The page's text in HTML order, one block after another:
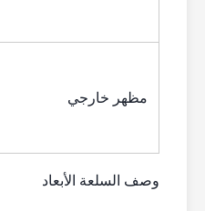
مظهر خارجي
وصف السلعة الأبعاد